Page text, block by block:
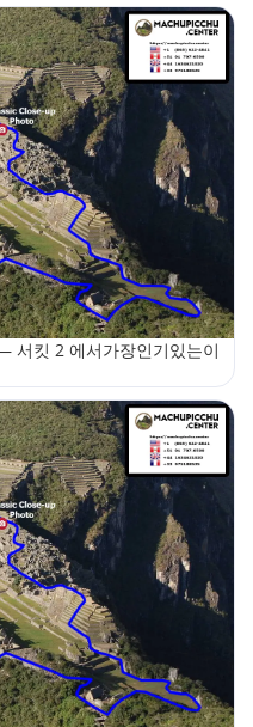
서킷 2 에서가장인기있는이